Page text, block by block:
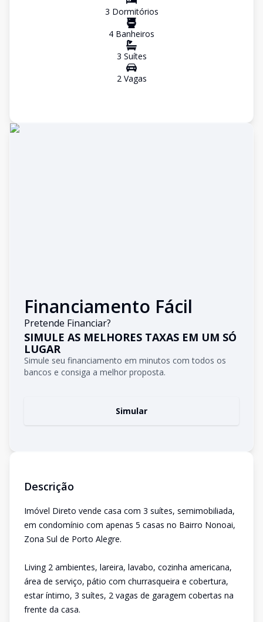
3 Dormitórios
4 Banheiros
3 Suítes
2Vagas
Financiamento Fácil
Pretende Financiar?
SIMULE AS MELHORES TAXAS EM UM SÓ
LUGAR
Simule seu financiamento em minutos com todos os
bancos e consiga a melhor proposta.
Simular
Descrição
Imóvel Direto vende casa com 3 suítes, semimobiliada,
em condomínio com apenas 5 casas no Bairro Nonoai,
Zona Sul de Porto Alegre.
Living 2 ambientes, lareira, lavabo, cozinha americana,
área de serviço, pátio com churrasqueira e cobertura,
estar íntimo, 3 suítes, 2 vagas de garagem cobertas na
frente da casa.